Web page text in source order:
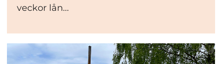
veckor lån...